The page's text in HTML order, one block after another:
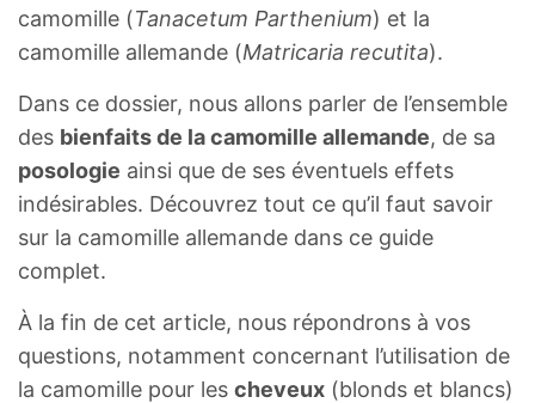
camomille (Tanacetum Parthenium) et la
camomille allemande (Matricaria recutita).
Dans ce dossier, nous allons parler de l’ensemble
des bienfaits de la camomille allemande, de sa
posologie ainsi que de ses éventuels effets
indésirables. Découvrez tout ce qu’il faut savoir
sur la camomille allemande dans ce guide
complet.
À la fin de cet article, nous répondrons à vos
questions, notamment concernant l’utilisation de
la camomille pour les cheveux (blonds et blancs)